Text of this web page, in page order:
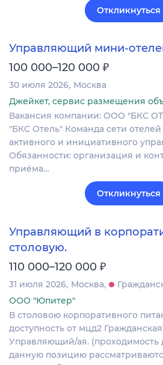
Откликнуться
Управляющий мини-
100 000–120 000 ₽
30 июля 2026 Москва
Джейкет, сервис размещения
Вакансия компании: ООО "БКС
"БКС Отель" Команда сети
активного и инициативного
Обязанности: организация и
приёма…
Откликнуться
Управляющий в
столовую.
110 000–120 000 ₽
31 июля 2026 Москва
ООО "Юпитер"
В столовою корпоративного
доступность от мцд2
Управляющий/ая. (проходимость
данную позицию